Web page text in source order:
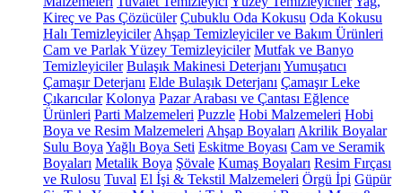
Kireç ve Pas Çözücüler Çubuklu Oda Kokusu Oda Kokusu
Halı Temizleyiciler Ahşap Temizleyiciler ve Bakım Ürünleri
Cam ve Parlak Yüzey Temizleyiciler Mutfak ve Banyo
Temizleyiciler Bulaşık Makinesi Deterjanı Yumuşatıcı
Çamaşır Deterjanı Elde Bulaşık Deterjanı Çamaşır Leke
Çıkarıcılar Kolonya Pazar Arabası ve Çantası Eğlence
Ürünleri Parti Malzemeleri Puzzle Hobi Malzemeleri Hobi
Boya ve Resim Malzemeleri Ahşap Boyaları Akrilik Boyalar
Sulu Boya Yağlı Boya Seti Eskitme Boyası Cam ve Seramik
Boyaları Metalik Boya Şövale Kumaş Boyaları Resim Fırçası
ve Rulosu Tuval El İşi & Tekstil Malzemeleri Örgü İpi Güpür